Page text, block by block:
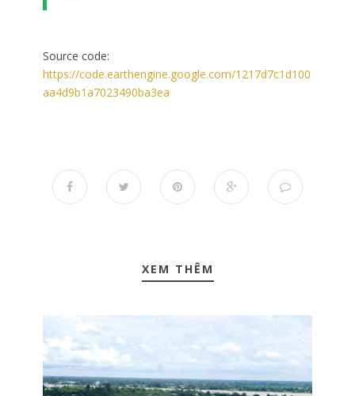
Source code:
https://code.earthengine.google.com/1217d7c1d100
aa4d9b1a7023490ba3ea
XEM THÊM